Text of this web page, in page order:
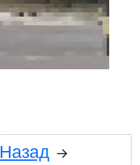
Назад →